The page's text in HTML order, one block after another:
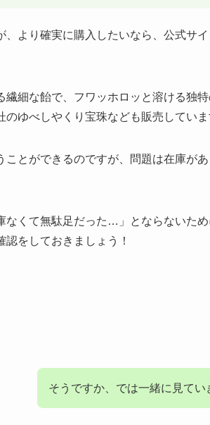
より確実に購入したいなら、公式サ
細な飴で、フワッホロッと溶ける独
ゆべしやくり宝珠なども販売してい
とができるのですが、問題は在庫が
なくて無駄足だった…」とならないた
をしておきましょう！
そうですか、では一緒に見てい